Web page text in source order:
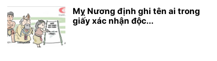
Mỵ Nương định ghi tên ai trong
giấy xác nhận độc...